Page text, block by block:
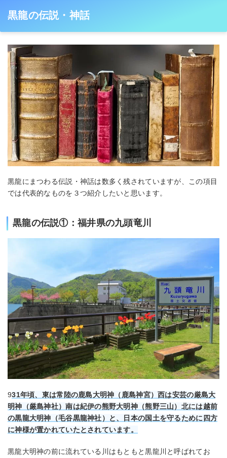
黒龍の伝説・神話
黒龍にまつわる伝説・神話は数多く残されていますが、この項目
では代表的なものを３つ紹介したいと思います。
黒龍の伝説①：福井県の九頭竜川
931年頃、東は常陸の鹿島大明神（鹿島神宮）西は安芸の厳島大
明神（厳島神社）南は紀伊の熊野大明神（熊野三山）北には越前
の黒龍大明神（毛谷黒龍神社）と、日本の国土を守るために四方
に神様が置かれていたとされています。
黒龍大明神の前に流れている川はもともと黒龍川と呼ばれてお